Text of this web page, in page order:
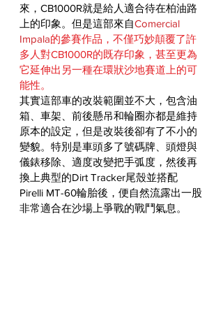
來，CB1000R就是給人適合待在柏油路
上的印象。但是這部來自Comercial
Impala的參賽作品，不僅巧妙顛覆了許
多人對CB1000R的既存印象，甚至更為
它延伸出另一種在環狀沙地賽道上的可
能性。
其實這部車的改裝範圍並不大，包含油
箱、車架、前後懸吊和輪圈亦都是維持
原本的設定，但是改裝後卻有了不小的
變貌。特別是車頭多了號碼牌、頭燈與
儀錶移除、適度改變把手弧度，然後再
換上典型的Dirt Tracker尾殼並搭配
Pirelli MT-60輪胎後，便自然流露出一股
非常適合在沙場上爭戰的戰鬥氣息。